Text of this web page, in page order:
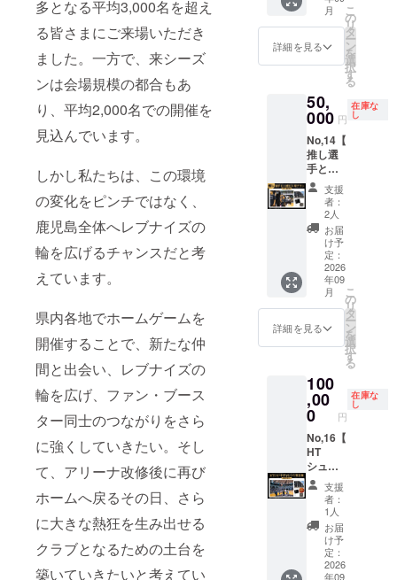
多となる平均3,000名を超え
る皆さまにご来場いただき
ました。一方で、来シーズ
ンは会場規模の都合もあ
り、平均2,000名での開催を
見込んでいます。
しかし私たちは、この環境
の変化をピンチではなく、
鹿児島全体へレブナイズの
輪を広げるチャンスだと考
えています。
県内各地でホームゲームを
開催することで、新たな仲
間と出会い、レブナイズの
輪を広げ、ファン・ブース
ター同士のつながりをさら
に強くしていきたい。そし
て、アリーナ改修後に再び
ホームへ戻るその日、さら
に大きな熱狂を生み出せる
クラブとなるための土台を
築いていきたいと考えてい
との集
合写真
を撮影
チーム
の一員
たよう
な特別
な思い
出をお
楽しみ
くださ
い。 ※
ご希望
の選手
を必ず
お選び
くださ
い。 ※9
月12日
ゲーム
限定 ・
限定デ
ミニフ
ラッグ
（サイ
ズ：幅
300mm
×高さ
200mm
） ・ロ
ゴス
テッ
永久欠
番#41松
崎圭介
と選手1
～2名が
定。 ※
開催日
につい
ては、
10月～
12月に
て調整
中で
す。 ※1
支援に
つき、2
名まで
参加可
能 ・限
定デザ
インミ
ニフ
300mm
×高さ
200mm
） ・ロ
ゴス
テッ
カー
（サイ
ズ：横
11cm×
縦
8cm）
・名前
入りの
月
詳細を見る
こ
の
リ
タ
ー
ン
を
選
択
す
る
50,
000 円
在庫な
し
No,14【
推し選
手と一
緒に入
場プラ
ン（全
年齢対
象）：9
月13日
(日)】
・試合
入場エ
スコー
ト 推し
選手と
へ入場
し、試
合前の
熱気を
間近で
体感！
さら
に、入
場後は
チーム
ハドル
に参加
し、選
手たち
支援
者：
2人
お届
け予
定：
2026
年09
月
詳細を見る
こ
の
リ
タ
ー
ン
を
選
択
す
る
100
,00
0 円
在庫な
し
No,16【
HT
シュー
トチャ
レンジ
参加
権！ベ
ンチ横
のペア
観戦席
支援
者：
1人
お届
け予
定：
2026
年09